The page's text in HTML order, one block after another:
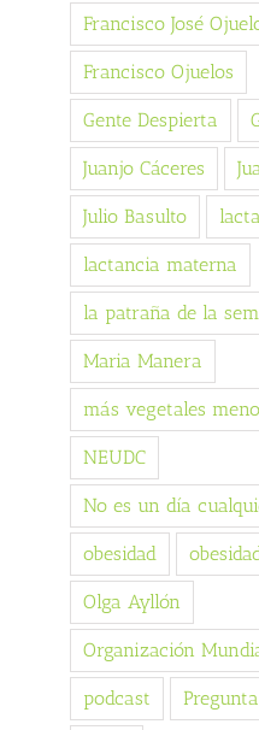
Francisco José
Francisco Ojuelos
Gente Despierta
Juanjo Cáceres
Julio Basulto
lactancia materna
la patraña de la
Maria Manera
más vegetales
NEUDC
No es un día
obesidad
Olga Ayllón
Organización
podcast